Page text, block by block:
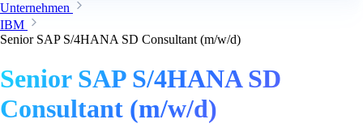
Unternehmen
IBM
Senior SAP S/4HANA SD Consultant (m/w/d)
Senior SAP S/4HANA SD
Consultant (m/w/d)